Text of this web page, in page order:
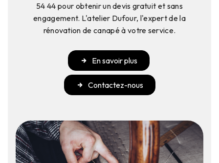
54 44 pour obtenir un devis gratuit et sans
engagement. L'atelier Dufour, l'expert de la
rénovation de canapé à votre service.
En savoir plus
Contactez-nous